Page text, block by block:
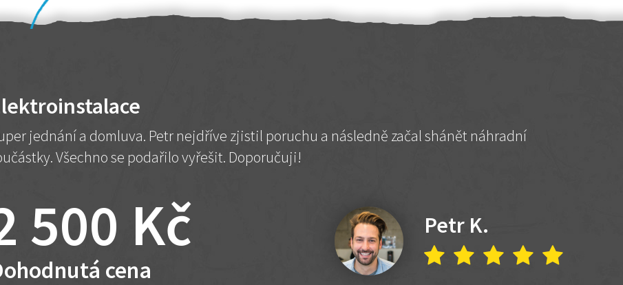
jednání a domluva. Petr nejdříve zjistil poruchu a následně začal shánět náhradní
Všechno se podařilo vyřešit. Doporučuji!
500 Kč
cena
Petr K.